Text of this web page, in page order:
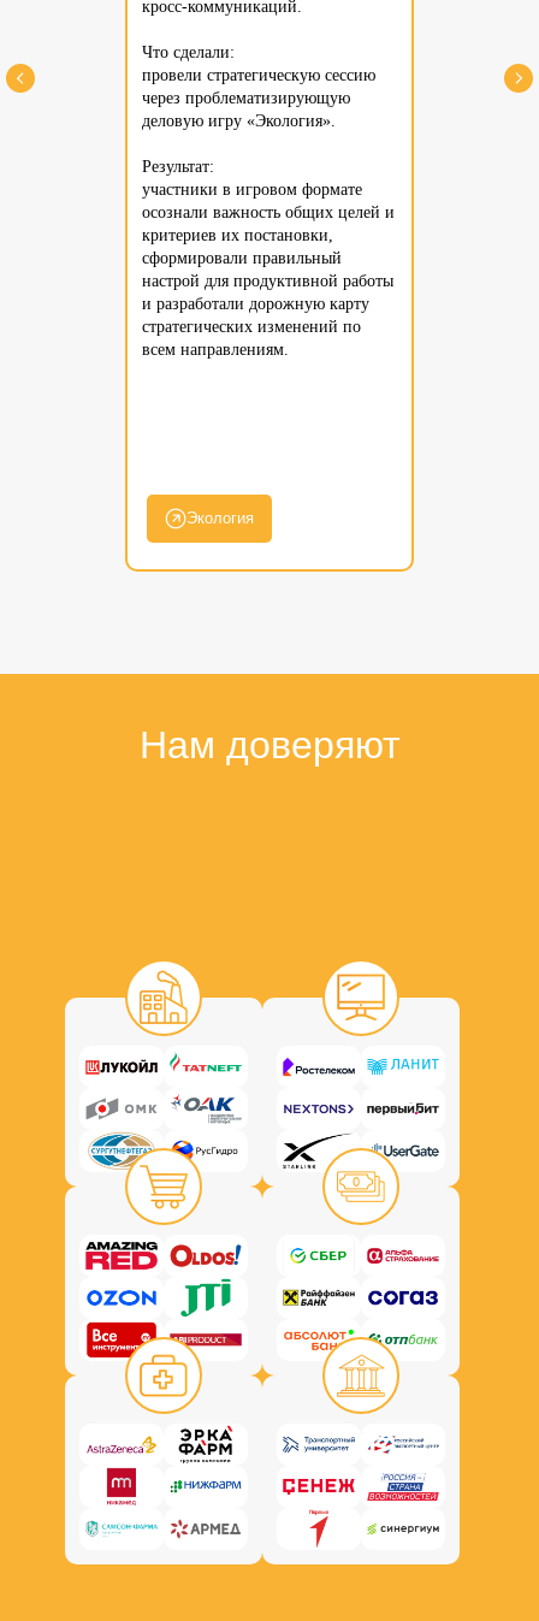
кросс-коммуникаций.
Что сделали:
провели стратегическую сессию
через проблематизирующую
деловую игру «Экология».
Результат:
участники в игровом формате
осознали важность общих целей и
критериев их постановки,
сформировали правильный
настрой для продуктивной работы
и разработали дорожную карту
стратегических изменений по
всем направлениям.
Экология
Нам доверяют